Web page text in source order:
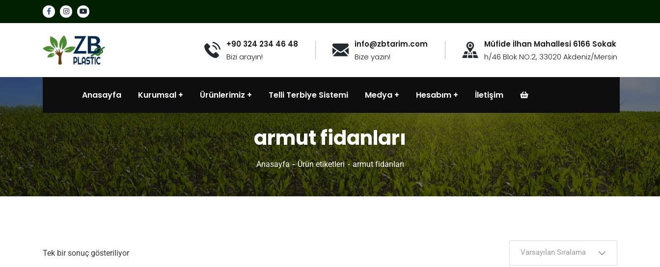
+90 324 234 46 48
Bizi arayın!
info@zbtarim.com
Bize yazın!
Müfide İlhan Mahallesi 6166 Sokak
h/46 Blok NO:2, 33020 Akdeniz/Mersin
Anasayfa Kurumsal Ürünlerimiz Telli Terbiye Sistemi Medya Hesabım İletişim
armut fidanları
Anasayfa Ürün etiketleri armut fidanları
Tek bir sonuç gösteriliyor Varsayılan Sıralama